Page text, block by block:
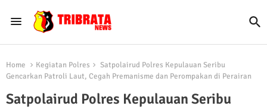
Home Kegiatan Polres
Satpolairud Polres Kepulauan Seribu
Gencarkan Patroli Laut, Cegah Premanisme dan Perompakan di Perairan
Satpolairud Polres Kepulauan Seribu